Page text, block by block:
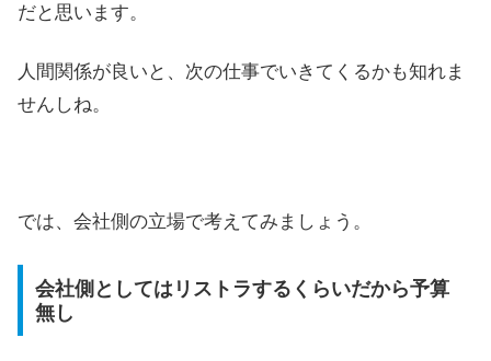
だと思います。
人間関係が良いと、次の仕事でいきてくるかも知れま
せんしね。
では、会社側の立場で考えてみましょう。
会社側としてはリストラするくらいだから予算
無し